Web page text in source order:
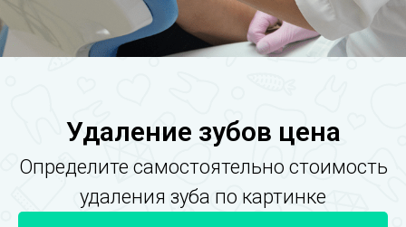
Удаление зубов цена
Определите самостоятельно стоимость
удаления зуба по картинке